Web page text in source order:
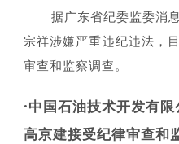
据广东省纪委监委消
宗祥涉嫌严重违纪违法，
审查和监察调查。
·中国石油技术开发有
高京建接受纪律审查和